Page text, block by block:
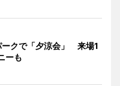
ークで「夕涼会」 来場1
ーも